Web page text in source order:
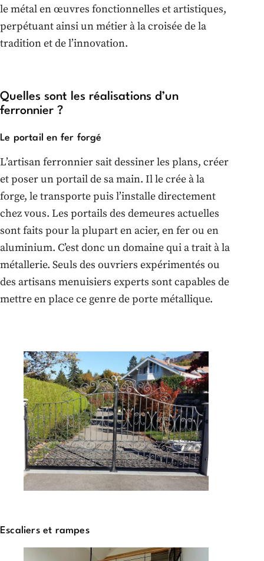
le métal en œuvres fonctionnelles et artistiques,
perpétuant ainsi un métier à la croisée de la
tradition et de l’innovation.
Quelles sont les réalisations d’un
ferronnier ?
Le portail en fer forgé
L’artisan ferronnier sait dessiner les plans, créer
et poser un portail de sa main. Il le crée à la
forge, le transporte puis l’installe directement
chez vous. Les portails des demeures actuelles
sont faits pour la plupart en acier, en fer ou en
aluminium. C’est donc un domaine qui a trait à la
métallerie. Seuls des ouvriers expérimentés ou
des artisans menuisiers experts sont capables de
mettre en place ce genre de porte métallique.
Escaliers et rampes